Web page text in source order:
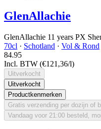
GlenAllachie
GlenAllachie 11 years PX
70cl · Schotland · Vol & Rond
84.95
Incl. BTW (€121,36/l)
Uitverkocht
Uitverkocht
Productkenmerken
Gratis verzending per dozijn of
Vandaag voor 21:00 besteld,